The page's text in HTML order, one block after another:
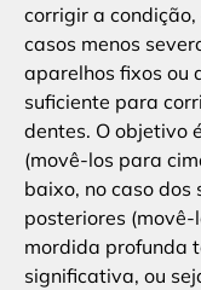
corrigir a
casos menos
aparelhos fixos ou
suficiente para
dentes. O objetivo
(movê-los para
baixo, no caso dos
posteriores (movê-
mordida profunda
significativa, ou